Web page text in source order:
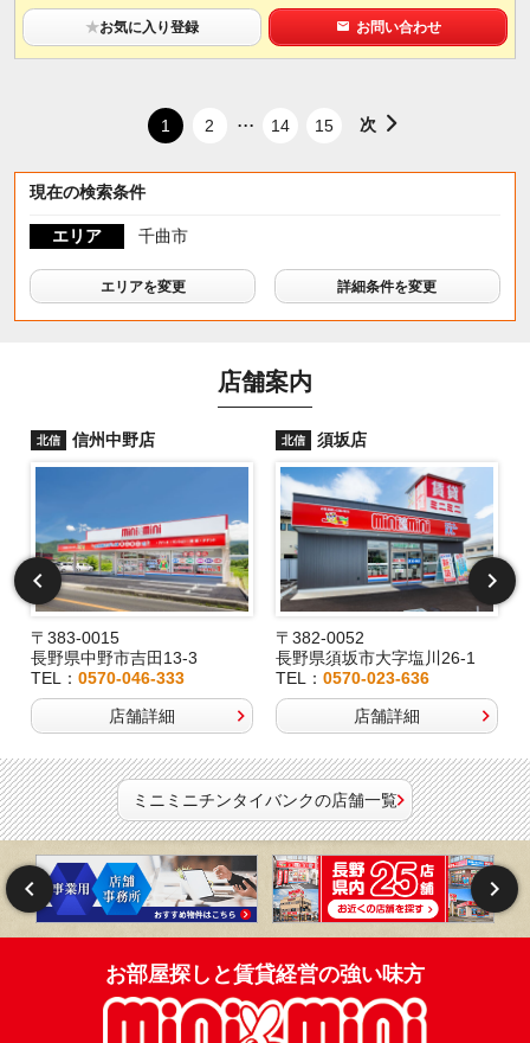
★お気に入り登録 お問い合わせ
1 2 ... 14 15 次
現在の検索条件
エリア 千曲市
エリアを変更 詳細条件を変更
店舗案内
北信 信州中野店
〒383-0015
長野県中野市吉田13-3
TEL： 0570-046-333
店舗詳細
北信 須坂店
〒382-0052
長野県須坂市大字塩川26-1
TEL：0570-023-636
店舗詳細
ミニミニチンタイバンクの店舗一覧
お部屋探しと賃貸経営の強い味方